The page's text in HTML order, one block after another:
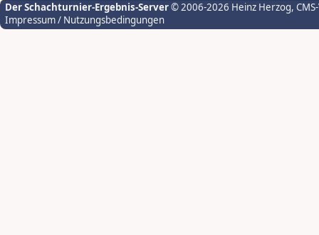
Der Schachturnier-Ergebnis-Server© 2006-2026 Heinz Herzog,
Impressum / Nutzungsbedingungen